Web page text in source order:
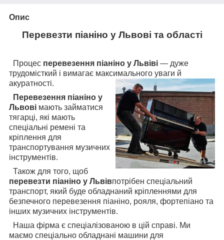
Опис
Перевезти піаніно у Львові та області
Процес перевезення піаніно у Львіві — дуже
трудомісткий і вимагає максимального уваги й
акуратності.
Перевезення піаніно у
Львові мають займатися
тягарці, які мають
спеціальні ремені та
кріплення для
транспортування музичних
інструментів.
Також для того, щоб
перевезти піаніно у Львівпотрібен спеціальний
транспорт, який буде обладнаний кріпленнями для
безпечного перевезення піаніно, рояля, фортепіано та
інших музичних інструментів.
Наша фірма є спеціалізованою в цій справі. Ми
маємо спеціально обладнані машини для